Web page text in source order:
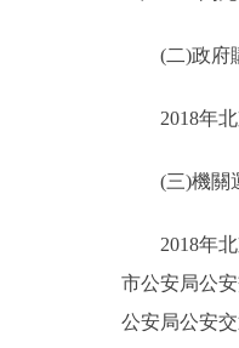
(二)政府購
2018年北
(三)機關
2018年北
市公安局公
公安局公安